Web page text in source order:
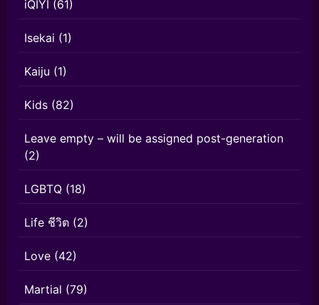
iQIYI (61)
Isekai (1)
Kaiju (1)
Kids (82)
Leave empty – will be assigned post-generation
(2)
LGBTQ (18)
Life ชีวิต (2)
Love (42)
Martial (79)